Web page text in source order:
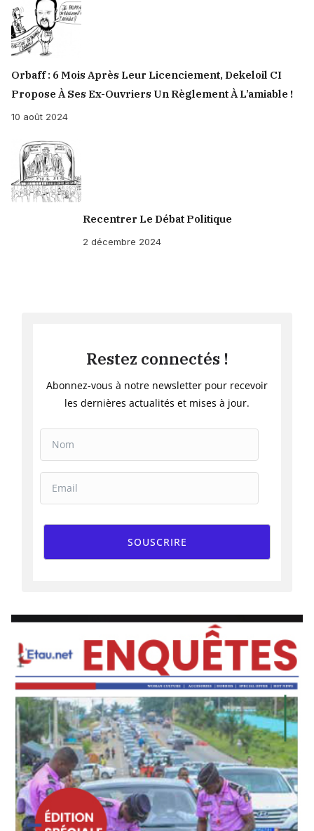
Orbaff : 6 Mois Après Leur Licenciement, Dekeloil CI
Propose À Ses Ex-Ouvriers Un Règlement À L’amiable !
10 août 2024
Recentrer Le Débat Politique
2 décembre 2024
Restez connectés !
Abonnez-vous à notre newsletter pour recevoir
les dernières actualités et mises à jour.
SOUSCRIRE